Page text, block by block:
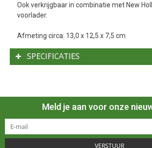
Ook verkrijgbaar in combinatie met New
voorlader.
Afmeting circa: 13,0 x 12,5 x 7,5 cm
SPECIFICATIES
Meld je aan voor onze
VERSTUUR